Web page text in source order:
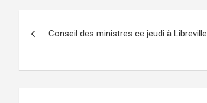
de
l’article
Conseil des ministres ce jeudi à Libreville